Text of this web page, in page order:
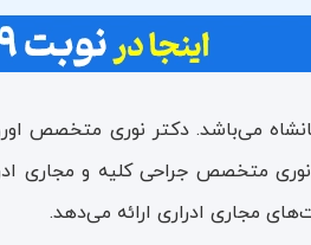
می‌باشد. دکتر نوری متخصص
متخصص جراحی کلیه و مجاری
مجاری ادراری ارائه می‌دهد.